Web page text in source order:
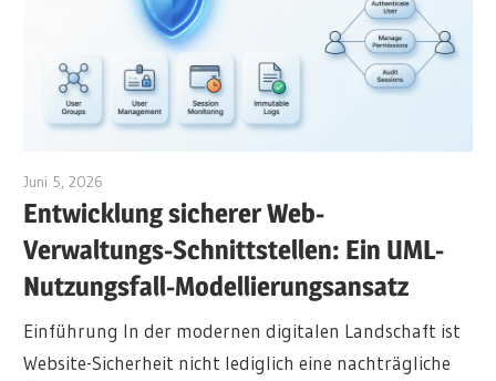
Juni 5, 2026
Entwicklung sicherer Web-
Verwaltungs-Schnittstellen: Ein UML-
Nutzungsfall-Modellierungsansatz
Einführung In der modernen digitalen Landschaft ist
Website-Sicherheit nicht lediglich eine nachträgliche